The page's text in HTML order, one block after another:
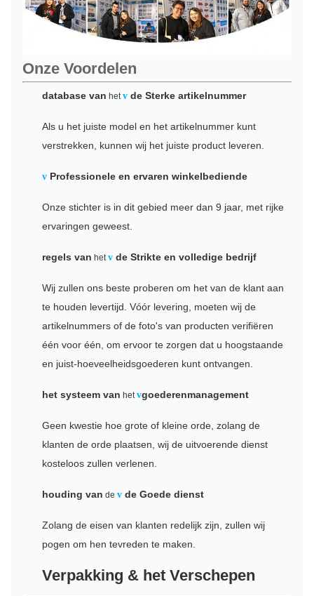
Onze Voordelen
database van hetv de Sterke artikelnummer
Als u het juiste model en het artikelnummer kunt
verstrekken, kunnen wij het juiste product leveren.
v Professionele en ervaren winkelbediende
Onze stichter is in dit gebied meer dan 9 jaar, met rijke
ervaringen geweest.
regels van hetv de Strikte en volledige bedrijf
Wij zullen ons beste proberen om het van de klant aan
te houden levertijd. Vóór levering, moeten wij de
artikelnummers of de foto's van producten verifiëren
één voor één, om ervoor te zorgen dat u hoogstaande
en juist-hoeveelheidsgoederen kunt ontvangen.
het systeem van hetvgoederenmanagement
Geen kwestie hoe grote of kleine orde, zolang de
klanten de orde plaatsen, wij de uitvoerende dienst
kosteloos zullen verlenen.
houding van de v de Goede dienst
Zolang de eisen van klanten redelijk zijn, zullen wij
pogen om hen tevreden te maken.
Verpakking & het Verschepen